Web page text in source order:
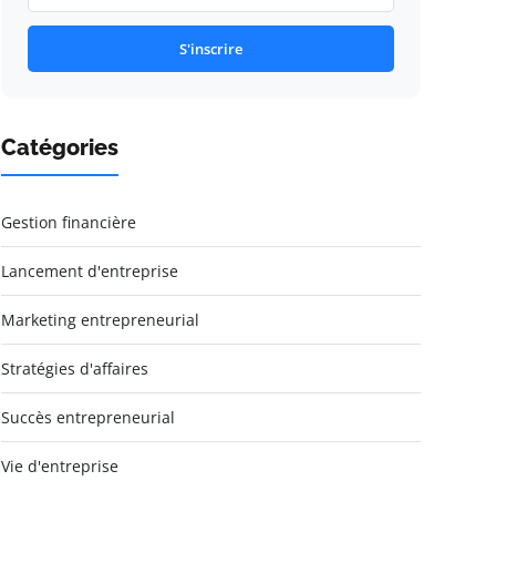
S'inscrire
Catégories
Gestion financière
Lancement d'entreprise
Marketing entrepreneurial
Stratégies d'affaires
Succès entrepreneurial
Vie d'entreprise